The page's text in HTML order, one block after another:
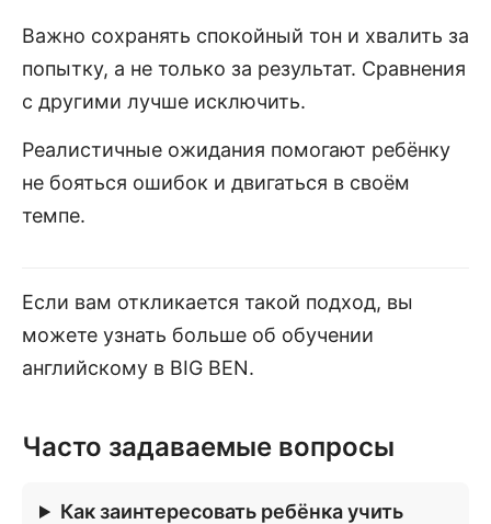
Важно сохранять спокойный тон и хвалить за
попытку, а не только за результат. Сравнения
с другими лучше исключить.
Реалистичные ожидания помогают ребёнку
не бояться ошибок и двигаться в своём
темпе.
Если вам откликается такой подход, вы
можете узнать больше об обучении
английскому в BIG BEN.
Часто задаваемые вопросы
Как заинтересовать ребёнка учить